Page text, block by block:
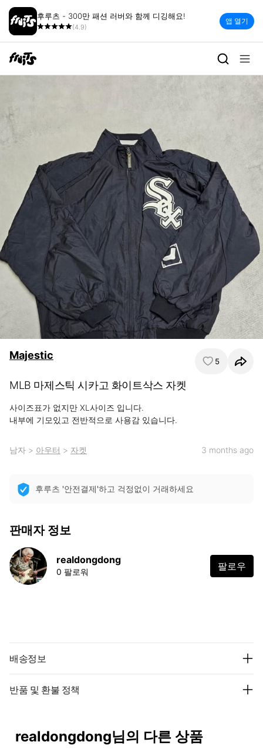
후루츠 - 300만 패션 러버와 함께 디깅해요!
(4.9)
앱 열기
Majestic 5
MLB 마제스틱 시카고 화이트삭스 자켓
사이즈표가 없지만 XL사이즈 입니다.
내부에 기모있고 전반적으로 사용감 있습니다.
남자 > 아우터 > 자켓 3 months ago
후루츠 '안전결제'하고 걱정없이 거래하세요
판매자 정보
realdongdong
0 팔로워 팔로우
배송정보
반품 및 환불 정책
realdongdong님의 다른 상품